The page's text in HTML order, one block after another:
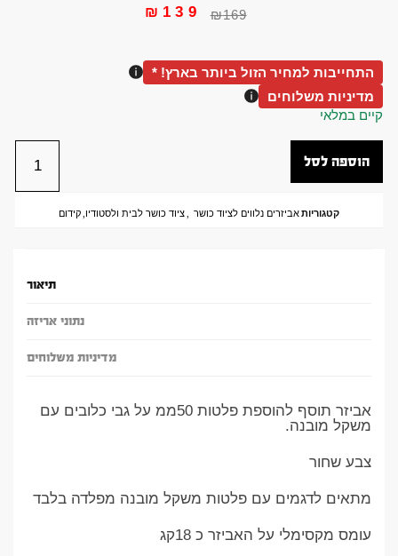
₪169
₪ 139
התחייבות למחיר הזול ביותר בארץ! *
מדיניות משלוחים
קיים במלאי
הוספה לסל
קטגוריותאביזרים נלווים לציוד כושר ,ציוד כושר לבית ולסטודיו,קידום
תיאור
נתוני אריזה
מדיניות משלוחים
אביזר תוסף להוספת פלטות 50ממ על גבי כלובים עם
משקל מובנה.
צבע שחור
מתאים לדגמים עם פלטות משקל מובנה מפלדה בלבד
עומס מקסימלי על האביזר כ 18קג